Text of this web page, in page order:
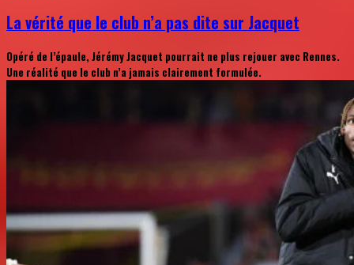
La vérité que le club n’a pas dite sur Jacquet
Opéré de l’épaule, Jérémy Jacquet pourrait ne plus rejouer avec Rennes.
Une réalité que le club n’a jamais clairement formulée.